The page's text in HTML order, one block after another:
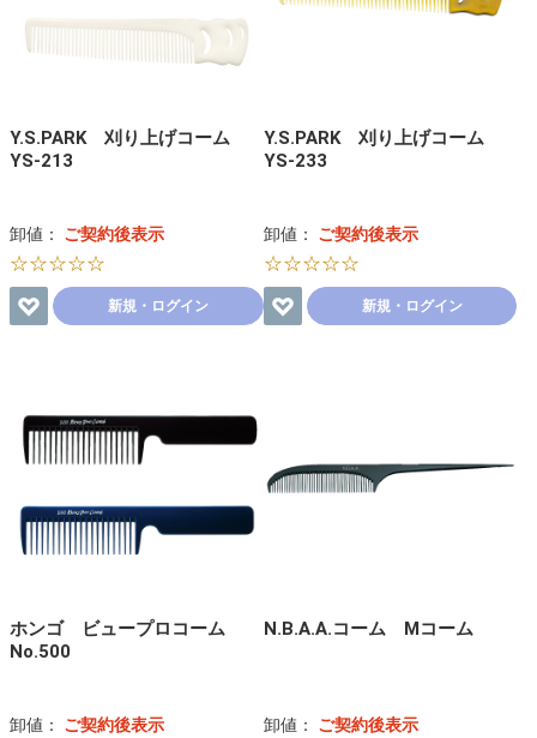
Y.S.PARK 刈り上げコーム
YS-213
卸値： ご契約後表示
☆☆☆☆☆
新規・ログイン
Y.S.PARK 刈り上げコーム
YS-233
卸値： ご契約後表示
☆☆☆☆☆
新規・ログイン
ホンゴ ビュープロコーム
No.500
卸値： ご契約後表示
N.B.A.A.コーム Mコーム
卸値： ご契約後表示